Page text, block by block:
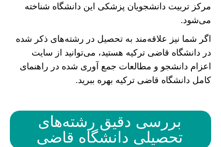
مرکز تربیت دانشجویان پزشکی این دانشگاه شناخته
می‌شود.
اگر شما نیز علاقه‌مند به تحصیل در رشته‌های ذکر شده
در دانشگاه قاضی ترکیه هستید، می‌توانید از سایت
اعزام دانشجو و مطالعات جمع آوری شده در راهنمای
کامل دانشگاه قاضی ترکیه بهره ببرید.
بررسی دقیق رشته‌های
تحصیلی دانشگاه قاضی